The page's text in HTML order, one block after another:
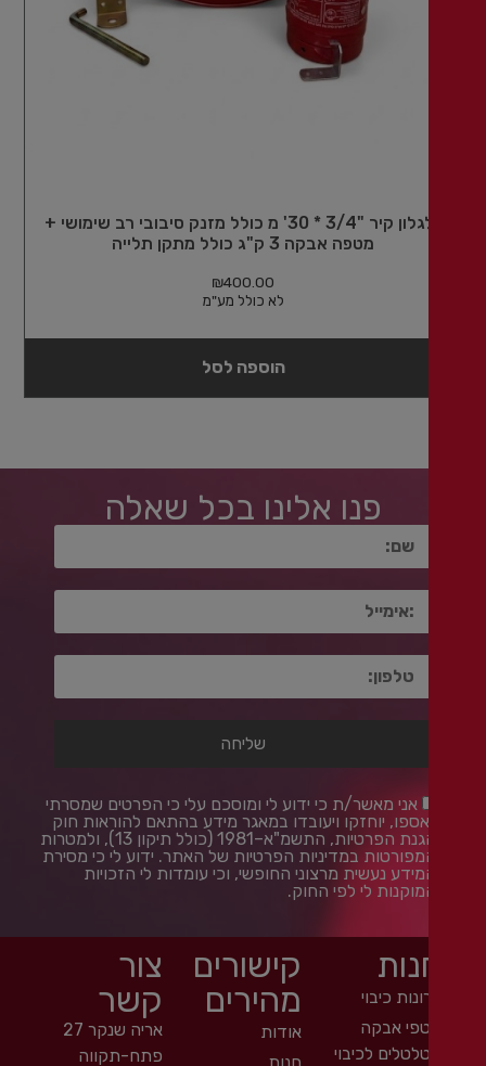
גלגלון קיר "3/4 * 30' מ כולל מזנק סיבובי רב שימושי +
מטפה אבקה 3 ק"ג כולל מתקן תלייה
₪
לא כולל מע"מ
הוספה לסל
פנו אלינו בכל שאלה
אני מאשר/ת כי ידוע לי ומוסכם עלי כי הפרטים שמסרתי
יוחזקו ויעובדו במאגר מידע בהתאם להוראות חוק
הגנת הפרטיות, התשמ"א–1981 (כולל תיקון 13), ולמטרות
במדיניות הפרטיותשל האתר. ידוע לי כי מסירת
נעשית מרצוני החופשי, וכי עומדות לי הזכויות
לי לפי החוק.
כיבוי
אבקה
לכיבוי
קישורים
מהירים
צור
קשר
אריה שנקר 27
פתח-תקווה